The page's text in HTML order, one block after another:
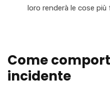
loro renderà le cose
Come
incidente